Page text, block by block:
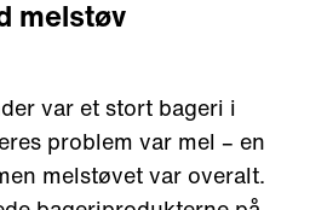
melstøv
var et stort bageri i
problem var mel – en
melstøvet var overalt.